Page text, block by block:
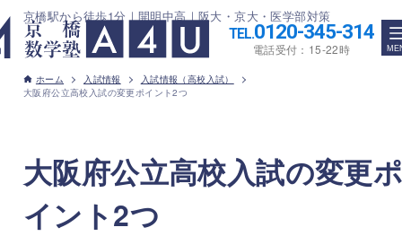
京橋駅から徒歩1分｜開明中高｜阪大・京大・医学部対策
TEL.0120-345-314
電話受付：15-22時
ホーム 入試情報
入試情報（高校入試）
大阪府公立高校入試の変更ポイント2つ
大阪府公立高校入試の変更
イント2つ